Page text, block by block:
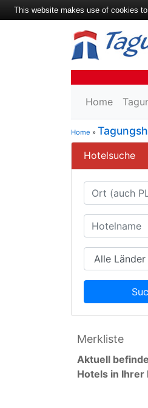
Home
Home »
Hotelsuche
Merkliste
Aktuell
Hotels in Ihrer
This website makes use of cookies